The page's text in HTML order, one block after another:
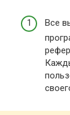
Все